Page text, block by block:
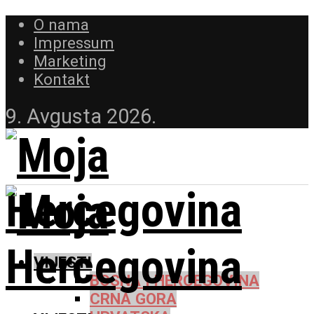
O nama
Impressum
Marketing
Kontakt
9. Avgusta 2026.
VIJESTI
BOSNA I HERCEGOVINA
CRNA GORA